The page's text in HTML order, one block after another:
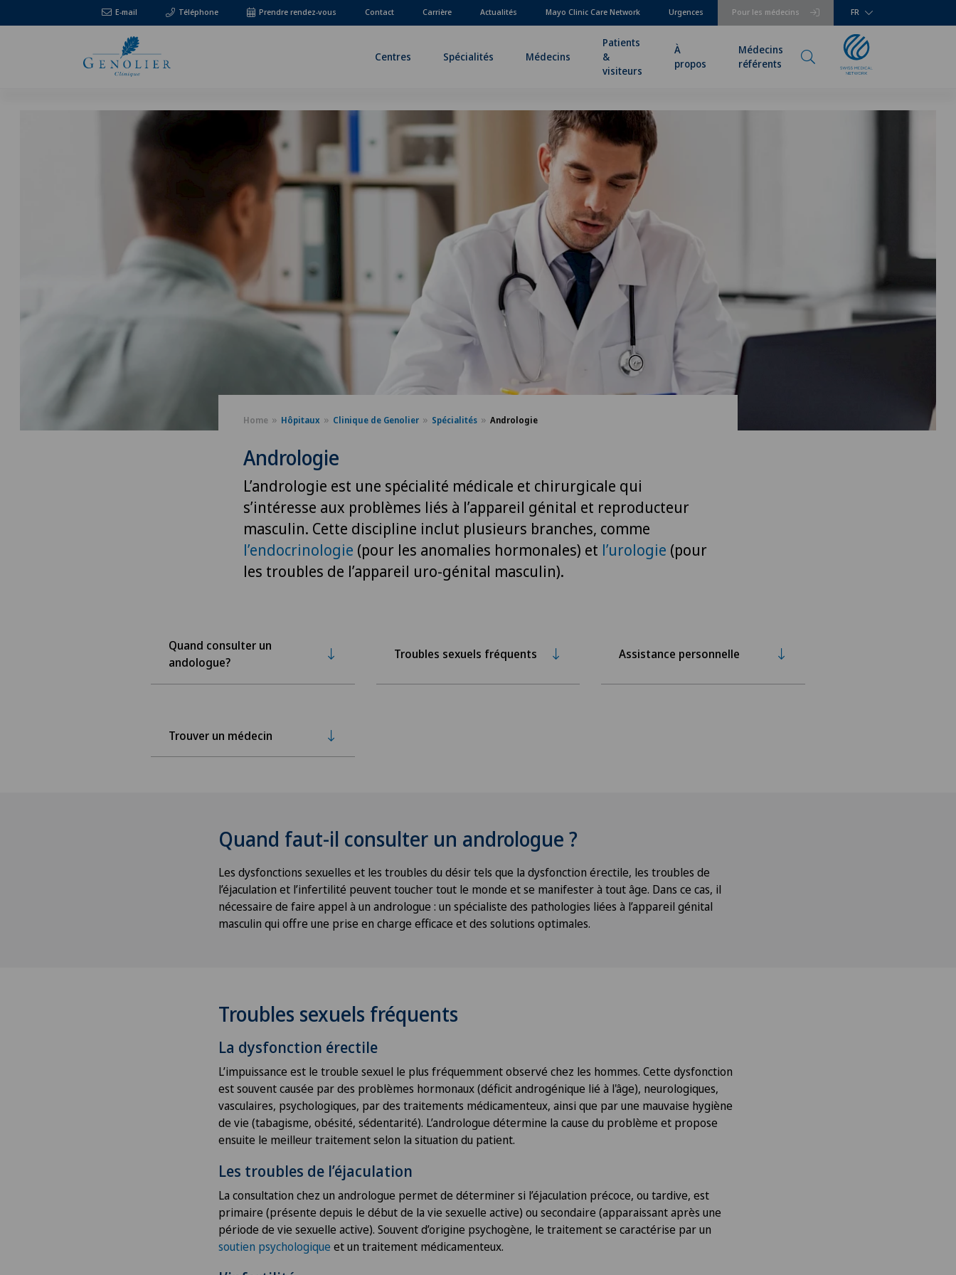
E-mail Téléphone Pour les médecins
Prendre rendez-vous Contact Carrière Actualités Mayo Clinic Care Network Urgences FR
Centres Spécialités Médecins
Patients
&
visiteurs
À
propos
Médecins
référents
Home Hôpitaux Clinique de Genolier Spécialités Andrologie
Andrologie
L’andrologie est une spécialité médicale et chirurgicale qui
s’intéresse aux problèmes liés à l’appareil génital et reproducteur
masculin. Cette discipline inclut plusieurs branches, comme
l’endocrinologie (pour les anomalies hormonales) et l’urologie (pour
les troubles de l’appareil uro-génital masculin).
Quand consulter un
andologue?
Troubles sexuels fréquents Assistance personnelle
Trouver un médecin
Quand faut-il consulter un andrologue ?
Les dysfonctions sexuelles et les troubles du désir tels que la dysfonction érectile, les troubles de
l’éjaculation et l’infertilité peuvent toucher tout le monde et se manifester à tout âge. Dans ce cas, il
nécessaire de faire appel à un andrologue : un spécialiste des pathologies liées à l’appareil génital
masculin qui offre une prise en charge efficace et des solutions optimales.
Troubles sexuels fréquents
La dysfonction érectile
L’impuissance est le trouble sexuel le plus fréquemment observé chez les hommes. Cette dysfonction
est souvent causée par des problèmes hormonaux (déficit androgénique lié à l'âge), neurologiques,
vasculaires, psychologiques, par des traitements médicamenteux, ainsi que par une mauvaise hygiène
de vie (tabagisme, obésité, sédentarité). L’andrologue détermine la cause du problème et propose
ensuite le meilleur traitement selon la situation du patient.
Les troubles de l’éjaculation
La consultation chez un andrologue permet de déterminer si l’éjaculation précoce, ou tardive, est
primaire (présente depuis le début de la vie sexuelle active) ou secondaire (apparaissant après une
période de vie sexuelle active). Souvent d’origine psychogène, le traitement se caractérise par un
soutien psychologique et un traitement médicamenteux.